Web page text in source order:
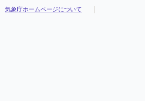
気象庁ホームページについて